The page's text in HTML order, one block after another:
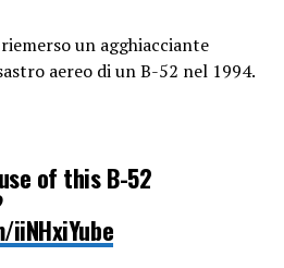
un agghiacciante
aereo di un B-52 nel 1994.
of this B-52